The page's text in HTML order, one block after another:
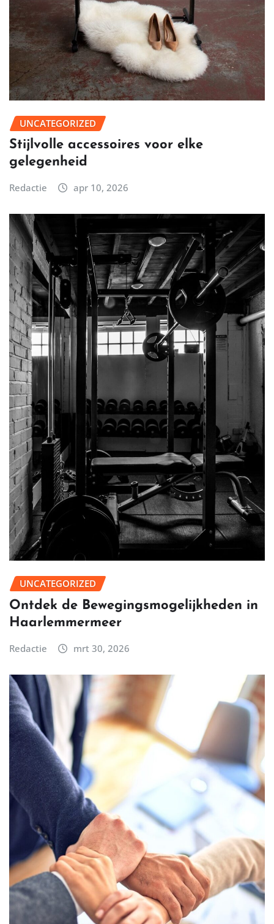
UNCATEGORIZED
Stijlvolle accessoires voor elke
gelegenheid
Redactie apr 10, 2026
UNCATEGORIZED
Ontdek de Bewegingsmogelijkheden in
Haarlemmermeer
Redactie mrt 30, 2026